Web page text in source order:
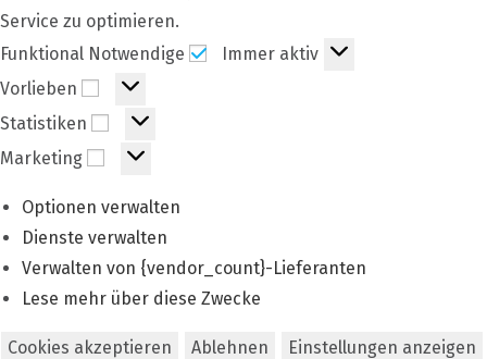
Service zu optimieren.
Funktional Notwendige
Funktional
Immer aktiv
Vorlieben
Vorlieben
Statistiken Statistiken
Marketing Marketing
Optionen verwalten
Dienste verwalten
Verwalten von {vendor_count}-Lieferanten
Lese mehr über diese Zwecke
Cookies akzeptieren Ablehnen
Einstellungen anzeigen